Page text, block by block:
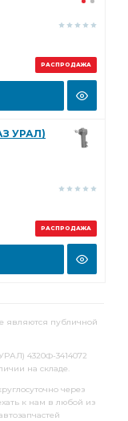
РАСПРОДАЖА
РАСПРОДАЖА
УРАЛ)
являются публичной
4320Ф-3414072
на складе.
через
к нам в любой из